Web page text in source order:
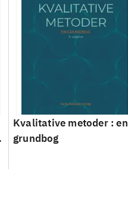
Kvalitative metoder : en
grundbog